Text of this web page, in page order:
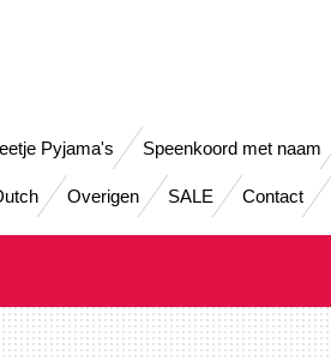
Pyjama's Speenkoord met naam
Overigen SALE Contact